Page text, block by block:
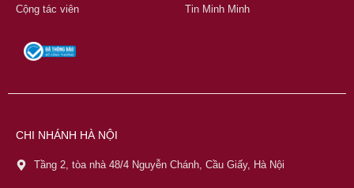
Cộng tác viên
Tin Minh Minh
CHI NHÁNH HÀ NỘI
Tầng 2, tòa nhà 48/4 Nguyễn Chánh, Cầu Giấy, Hà Nội